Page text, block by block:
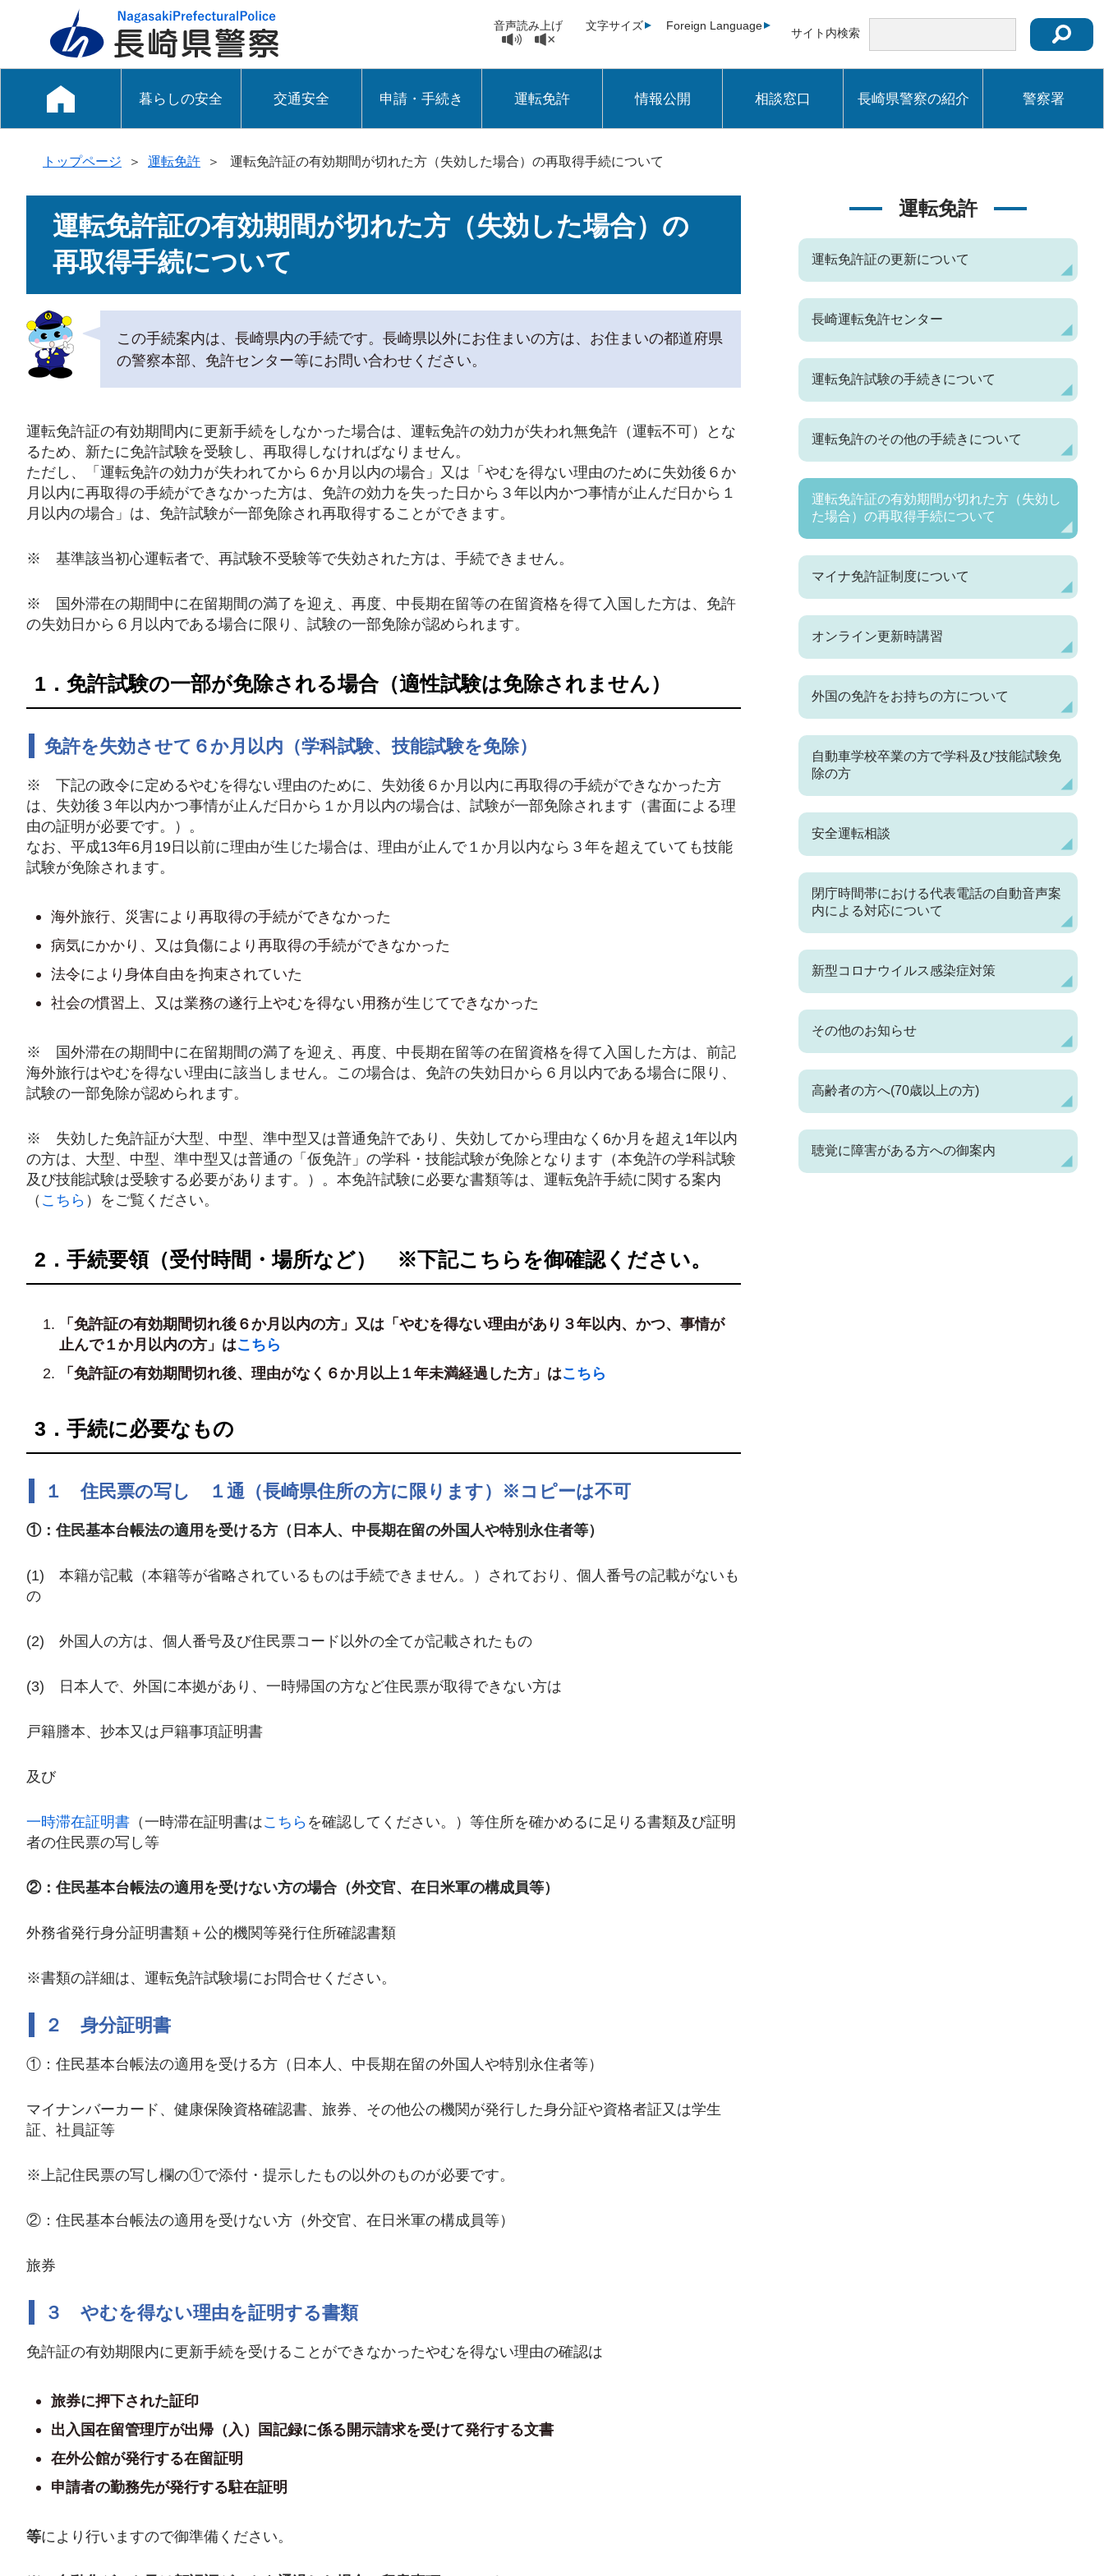
音声読み上げ 文字サイズ Foreign Language
サイト内検索
暮らしの安全 交通安全 申請・手続き 運転免許 情報公開 相談窓口 長崎県警察の紹介 警察署
トップページ ＞ 運転免許 ＞ 運転免許証の有効期間が切れた方（失効した場合）の再取得手続について
運転免許証の有効期間が切れた方（失効した場合）の
再取得手続について
この手続案内は、長崎県内の手続です。長崎県以外にお住まいの方は、お住まいの都道府県
の警察本部、免許センター等にお問い合わせください。
運転免許証の有効期間内に更新手続をしなかった場合は、運転免許の効力が失われ無免許（運転不可）とな
るため、新たに免許試験を受験し、再取得しなければなりません。
ただし、「運転免許の効力が失われてから６か月以内の場合」又は「やむを得ない理由のために失効後６か
月以内に再取得の手続ができなかった方は、免許の効力を失った日から３年以内かつ事情が止んだ日から１
月以内の場合」は、免許試験が一部免除され再取得することができます。
※ 基準該当初心運転者で、再試験不受験等で失効された方は、手続できません。
※ 国外滞在の期間中に在留期間の満了を迎え、再度、中長期在留等の在留資格を得て入国した方は、免許
の失効日から６月以内である場合に限り、試験の一部免除が認められます。
1．免許試験の一部が免除される場合（適性試験は免除されません）
免許を失効させて６か月以内（学科試験、技能試験を免除）
※ 下記の政令に定めるやむを得ない理由のために、失効後６か月以内に再取得の手続ができなかった方
は、失効後３年以内かつ事情が止んだ日から１か月以内の場合は、試験が一部免除されます（書面による理
由の証明が必要です。）。
なお、平成13年6月19日以前に理由が生じた場合は、理由が止んで１か月以内なら３年を超えていても技能
試験が免除されます。
海外旅行、災害により再取得の手続ができなかった
病気にかかり、又は負傷により再取得の手続ができなかった
法令により身体自由を拘束されていた
社会の慣習上、又は業務の遂行上やむを得ない用務が生じてできなかった
※ 国外滞在の期間中に在留期間の満了を迎え、再度、中長期在留等の在留資格を得て入国した方は、前記
海外旅行はやむを得ない理由に該当しません。この場合は、免許の失効日から６月以内である場合に限り、
試験の一部免除が認められます。
※ 失効した免許証が大型、中型、準中型又は普通免許であり、失効してから理由なく6か月を超え1年以内
の方は、大型、中型、準中型又は普通の「仮免許」の学科・技能試験が免除となります（本免許の学科試験
及び技能試験は受験する必要があります。）。本免許試験に必要な書類等は、運転免許手続に関する案内
（ こちら ）をご覧ください。
2．手続要領（受付時間・場所など） ※下記こちらを御確認ください。
「免許証の有効期間切れ後６か月以内の方」又は「やむを得ない理由があり３年以内、かつ、事情が
止んで１か月以内の方」はこちら
「免許証の有効期間切れ後、理由がなく６か月以上１年未満経過した方」はこちら
3．手続に必要なもの
１ 住民票の写し １通（長崎県住所の方に限ります）※コピーは不可
①：住民基本台帳法の適用を受ける方（日本人、中長期在留の外国人や特別永住者等）
(1) 本籍が記載（本籍等が省略されているものは手続できません。）されており、個人番号の記載がないも
の
(2) 外国人の方は、個人番号及び住民票コード以外の全てが記載されたもの
(3) 日本人で、外国に本拠があり、一時帰国の方など住民票が取得できない方は
戸籍謄本、抄本又は戸籍事項証明書
及び
一時滞在証明書 （一時滞在証明書はこちらを確認してください。）等住所を確かめるに足りる書類及び証明
者の住民票の写し等
②：住民基本台帳法の適用を受けない方の場合（外交官、在日米軍の構成員等）
外務省発行身分証明書類＋公的機関等発行住所確認書類
※書類の詳細は、運転免許試験場にお問合せください。
２ 身分証明書
①：住民基本台帳法の適用を受ける方（日本人、中長期在留の外国人や特別永住者等）
マイナンバーカード、健康保険資格確認書、旅券、その他公の機関が発行した身分証や資格者証又は学生
証、社員証等
※上記住民票の写し欄の①で添付・提示したもの以外のものが必要です。
②：住民基本台帳法の適用を受けない方（外交官、在日米軍の構成員等）
旅券
３ やむを得ない理由を証明する書類
免許証の有効期限内に更新手続を受けることができなかったやむを得ない理由の確認は
旅券に押下された証印
出入国在留管理庁が出帰（入）国記録に係る開示請求を受けて発行する文書
在外公館が発行する在留証明
申請者の勤務先が発行する駐在証明
等により行いますので御準備ください。
運転免許
運転免許証の更新について
長崎運転免許センター
運転免許試験の手続きについて
運転免許のその他の手続きについて
運転免許証の有効期間が切れた方（失効し
た場合）の再取得手続について
マイナ免許証制度について
オンライン更新時講習
外国の免許をお持ちの方について
自動車学校卒業の方で学科及び技能試験免
除の方
安全運転相談
閉庁時間帯における代表電話の自動音声案
内による対応について
新型コロナウイルス感染症対策
その他のお知らせ
高齢者の方へ(70歳以上の方)
聴覚に障害がある方への御案内